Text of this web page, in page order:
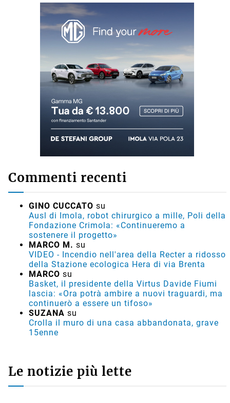
Commenti recenti
GINO CUCCATO su
Ausl di Imola, robot chirurgico a mille, Poli della
Fondazione Crimola: «Continueremo a
sostenere il progetto»
MARCO M. su
VIDEO - Incendio nell'area della Recter a ridosso
della Stazione ecologica Hera di via Brenta
MARCO su
Basket, il presidente della Virtus Davide Fiumi
lascia: «Ora potrà ambire a nuovi traguardi, ma
continuerò a essere un tifoso»
SUZANA su
Crolla il muro di una casa abbandonata, grave
15enne
Le notizie più lette